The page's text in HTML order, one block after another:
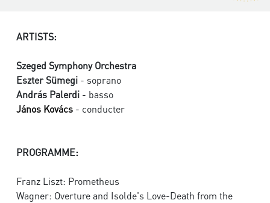
ARTISTS:
Szeged Symphony Orchestra
Eszter Sümegi - soprano
András Palerdi - basso
János Kovács - conducter
PROGRAMME:
Franz Liszt: Prometheus
Wagner: Overture and Isolde's Love-Death from the